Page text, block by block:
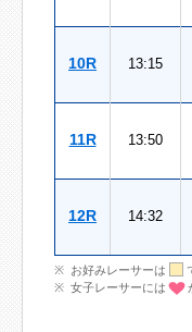
10R 13:15
11R 13:50
12R 14:32
お好みレーサーは
女子レーサーには